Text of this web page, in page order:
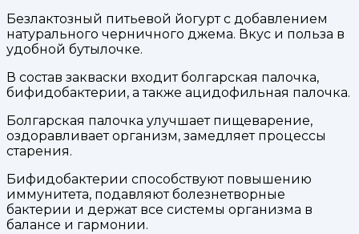
Безлактозный питьевой йогурт с добавлением
натурального черничного джема. Вкус и польза в
удобной бутылочке.
В состав закваски входит болгарская палочка,
бифидобактерии, а также ацидофильная палочка.
Болгарская палочка улучшает пищеварение,
оздоравливает организм, замедляет процессы
старения.
Бифидобактерии способствуют повышению
иммунитета, подавляют болезнетворные
бактерии и держат все системы организма в
балансе и гармонии.